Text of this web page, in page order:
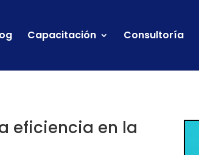
Capacitación Consultoría
eficiencia en la